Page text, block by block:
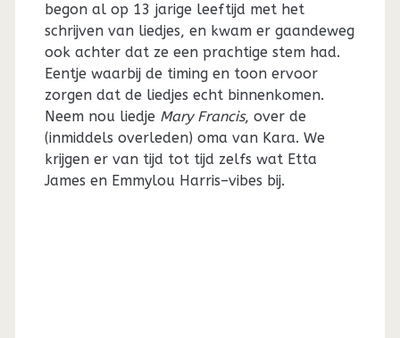
begon al op 13 jarige leeftijd met het
schrijven van liedjes, en kwam er gaandeweg
ook achter dat ze een prachtige stem had.
Eentje waarbij de timing en toon ervoor
zorgen dat de liedjes echt binnenkomen.
Neem nou liedje Mary Francis, over de
(inmiddels overleden) oma van Kara. We
krijgen er van tijd tot tijd zelfs wat Etta
James en Emmylou Harris–vibes bij.